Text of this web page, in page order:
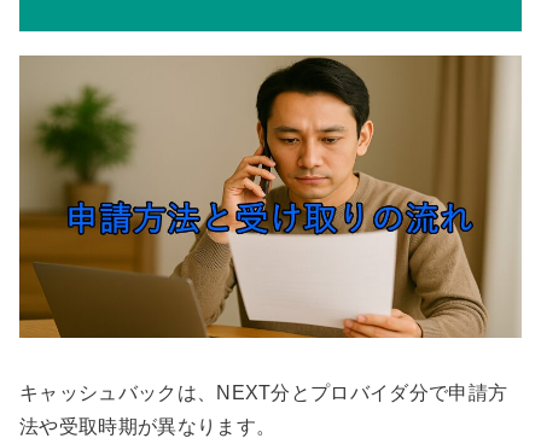
キャッシュバックは、NEXT分とプロバイダ分で申請方
法や受取時期が異なります。